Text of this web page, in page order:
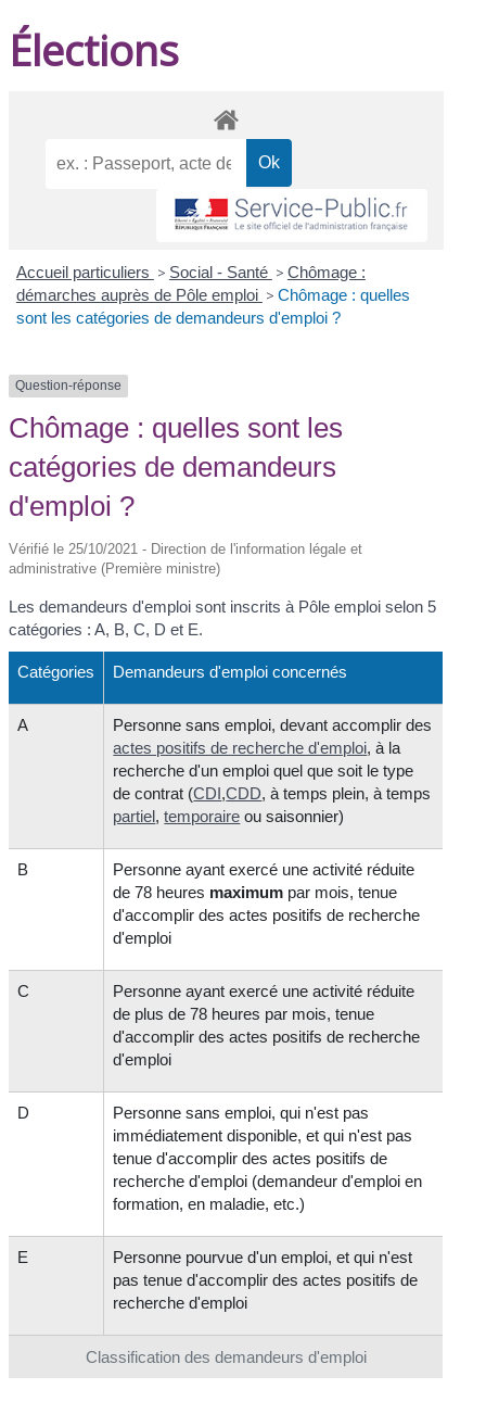
Élections
Accueil particuliers > Social - Santé > Chômage :
démarches auprès de Pôle emploi > Chômage : quelles
sont les catégories de demandeurs d'emploi ?
Question-réponse
Chômage : quelles sont les
catégories de demandeurs
d'emploi ?
Vérifié le 25/10/2021 - Direction de l'information légale et
administrative (Première ministre)
Les demandeurs d'emploi sont inscrits à Pôle emploi selon 5
catégories : A, B, C, D et E.
Classification des demandeurs d'emploi
Catégories Demandeurs d'emploi concernés
A
Personne sans emploi, devant accomplir des
actes positifs de recherche d'emploi, à la
recherche d'un emploi quel que soit le type
de contrat (CDI,CDD, à temps plein, à temps
partiel,temporaire ou saisonnier)
B
Personne ayant exercé une activité réduite
de 78 heures maximum par mois, tenue
d'accomplir des actes positifs de recherche
d'emploi
C
Personne ayant exercé une activité réduite
de plus de 78 heures par mois, tenue
d'accomplir des actes positifs de recherche
d'emploi
D
Personne sans emploi, qui n'est pas
immédiatement disponible, et qui n'est pas
tenue d'accomplir des actes positifs de
recherche d'emploi (demandeur d'emploi en
formation, en maladie, etc.)
E
Personne pourvue d'un emploi, et qui n'est
pas tenue d'accomplir des actes positifs de
recherche d'emploi